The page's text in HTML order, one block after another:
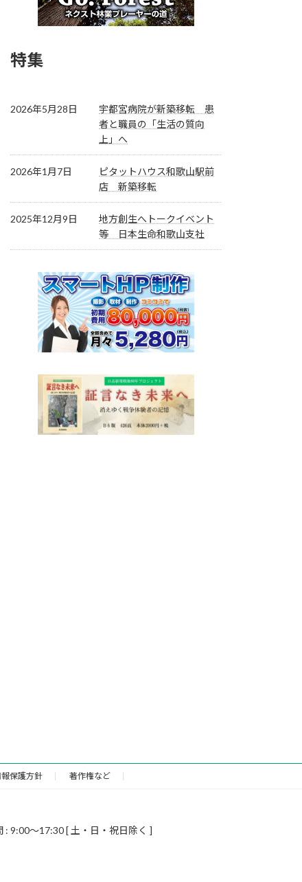
特集
2026年5月28日
宇都宮病院が新築移転 患
者と職員の「生活の質向
上」へ
2026年1月7日
ピタットハウス和歌山駅前
店 新築移転
2025年12月9日
地方創生へトークイベント
等 日本生命和歌山支社
保護方針 著作権など
～17:30 [ 土・日・祝日除く ]